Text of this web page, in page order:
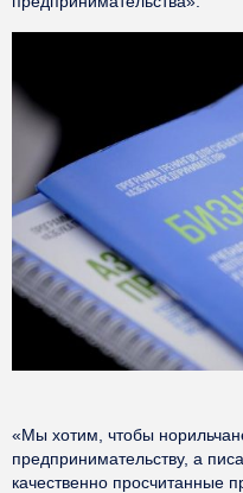
«Мы хотим, чтобы
предпринимательству, а
качественно просчитанные